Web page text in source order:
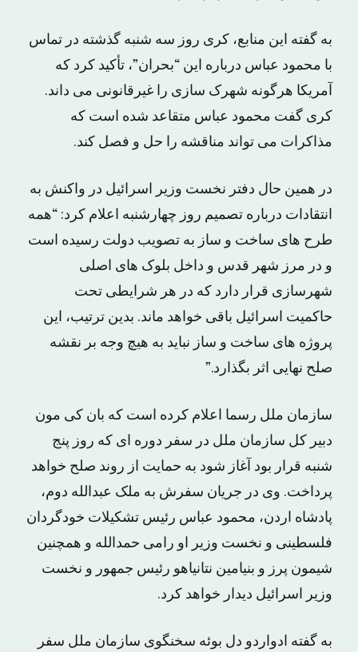
به گفته این منابع، کری روز سه شنبه گذشته در تماس
با محمود عباس درباره این “بحران”، تأکید کرد که
آمریکا هرگونه شهرک سازی را غیرقانونی می داند.
کری گفت محمود عباس متقاعد شده است که
مذاکرات می تواند مناقشه را حل و فصل کند.
در همین حال دفتر نخست وزیر اسرائیل در واکنش به
انتقادات درباره تصمیم روز چهارشنبه اعلام کرد: “همه
طرح های ساخت و ساز به تصویب دولت رسیده است
و در مرز شهر قدس و داخل بلوک های اصلی
شهرسازی قرار دارد که در هر شرایطی تحت
حاکمیت اسرائیل باقی خواهد ماند. بدین ترتیب، این
پروژه های ساخت و ساز نباید به هیچ وجه بر نقشه
صلح نهایی اثر بگذارد.”
سازمان ملل رسما اعلام کرده است که بان کی مون
دبیر کل سازمان ملل در سفر دوره ای که روز پنج
شنبه قرار بود آغاز شود به حمایت از روند صلح خواهد
پرداخت. وی در جریان سفرش به ملک عبدالله دوم،
پادشاه اردن، محمود عباس رئیس تشکیلات خودگردان
فلسطینی و نخست وزیر او رامی حمدالله و همچنین
شیمون پرز و بنیامین نتانیاهو رئیس جمهور و نخست
وزیر اسرائیل دیدار خواهد کرد.
به گفته ادواردو دل بوئه سخنگوی سازمان ملل سفر